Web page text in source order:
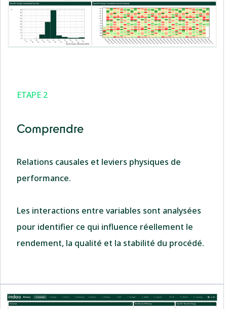
ETAPE 2
Comprendre
Relations causales et leviers physiques de
performance.
Les interactions entre variables sont analysées
pour identifier ce qui influence réellement le
rendement, la qualité et la stabilité du procédé.